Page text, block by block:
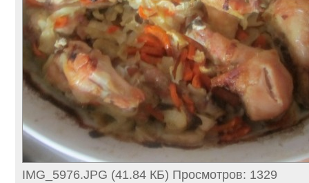
IMG_5976.JPG (41.84 КБ) Просмотров: 1329